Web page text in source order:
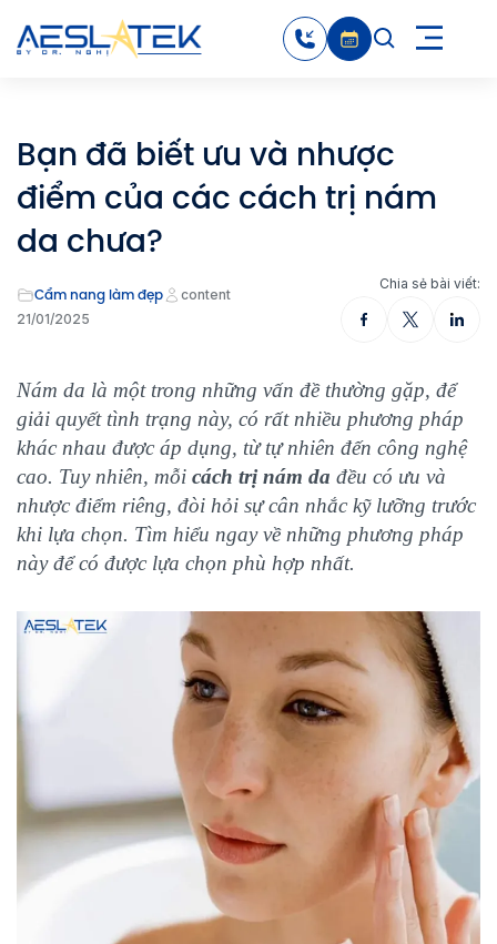
Bạn đã biết ưu và nhược
điểm của các cách trị nám
da chưa?
Cẩm nang làm đẹp
content
21/01/2025
Chia sẻ bài viết:
Nám da là một trong những vấn đề thường gặp, để
giải quyết tình trạng này, có rất nhiều phương pháp
khác nhau được áp dụng, từ tự nhiên đến công nghệ
cao. Tuy nhiên, mỗi cách trị nám da đều có ưu và
nhược điểm riêng, đòi hỏi sự cân nhắc kỹ lưỡng trước
khi lựa chọn. Tìm hiểu ngay về những phương pháp
này để có được lựa chọn phù hợp nhất.